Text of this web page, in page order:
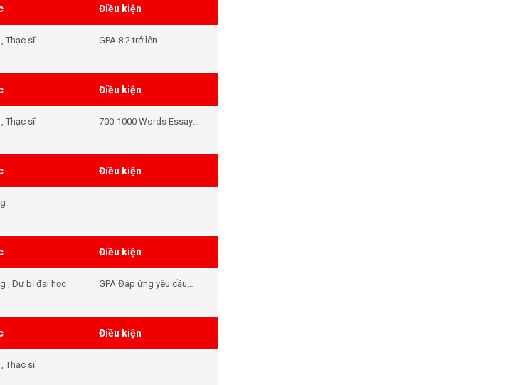
Điều kiện
Thạc sĩ GPA 8.2 trở lên
Điều kiện
Thạc sĩ
700-1000 Words Essay
Điều kiện
Điều kiện
, Dự bị đại học
GPA Đáp ứng yêu cầu
cầu đầu vào của khóa
Điều kiện
Thạc sĩ